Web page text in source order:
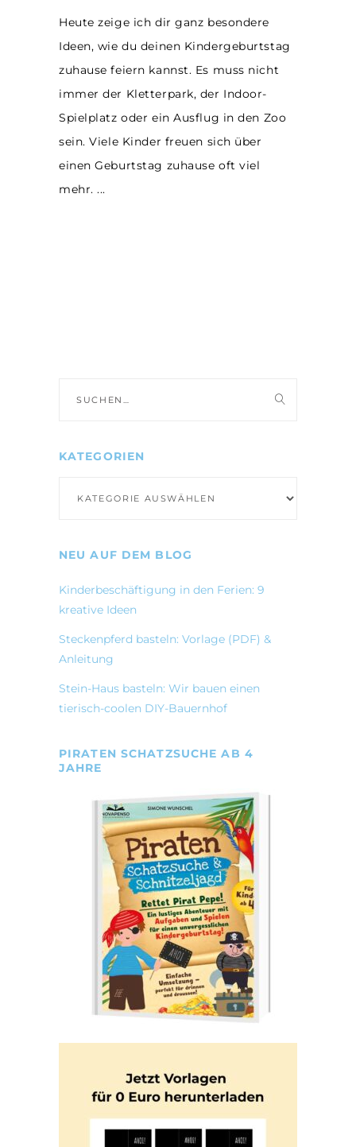
Heute zeige ich dir ganz besondere
Ideen, wie du deinen Kindergeburtstag
zuhause feiern kannst. Es muss nicht
immer der Kletterpark, der Indoor-
Spielplatz oder ein Ausflug in den Zoo
sein. Viele Kinder freuen sich über
einen Geburtstag zuhause oft viel
mehr.
nach:
KATEGORIEN
NEU AUF DEM BLOG
Kinderbeschäftigung in den Ferien: 9
kreative Ideen
Steckenpferd basteln: Vorlage (PDF) &
Anleitung
Stein-Haus basteln: Wir bauen einen
tierisch-coolen DIY-Bauernhof
PIRATEN SCHATZSUCHE AB 4
JAHRE